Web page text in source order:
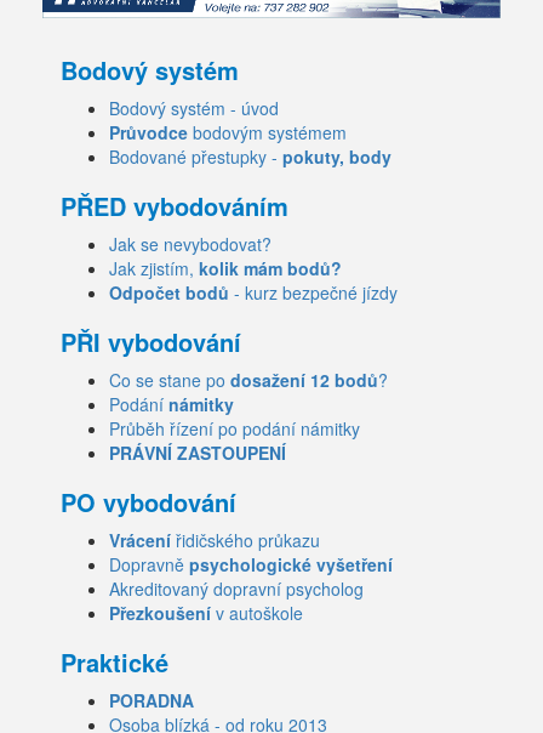
Bodový systém
Bodový systém - úvod
Průvodce bodovým systémem
Bodované přestupky - pokuty, body
PŘED vybodováním
Jak se nevybodovat?
Jak zjistím, kolik mám bodů?
Odpočet bodů - kurz bezpečné jízdy
PŘI vybodování
Co se stane po dosažení 12 bodů?
Podání námitky
Průběh řízení po podání námitky
PRÁVNÍ ZASTOUPENÍ
PO vybodování
Vrácení řidičského průkazu
Dopravně psychologické vyšetření
Akreditovaný dopravní psycholog
Přezkoušení v autoškole
Praktické
PORADNA
Osoba blízká - od roku 2013